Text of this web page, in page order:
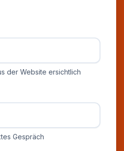
der Website ersichtlich
Gespräch